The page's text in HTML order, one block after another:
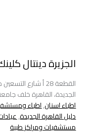
الجزيرة دينتال
القطعة 28 أ شارع
الجديدة، القاهرة خلف
اطباء اسنان,اطباء
دليل القاهرة الجديدة,
مستشفيات ومراكز طبية